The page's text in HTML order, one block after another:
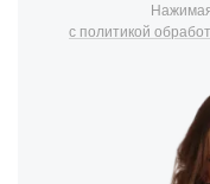
шлейфы и
перемещения линз
что вызывает
фокусировки. Вторая
матрицу (сенсор), что
с политикой